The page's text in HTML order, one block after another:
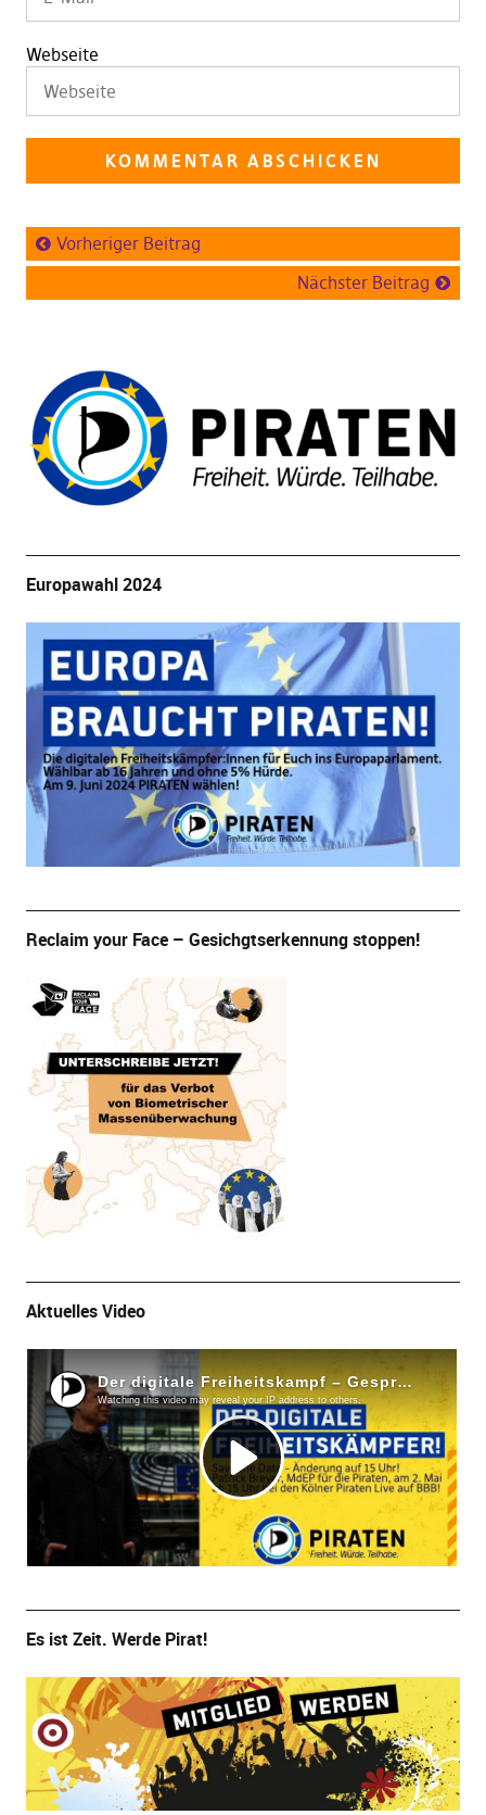
Webseite
Vorheriger Beitrag
Nächster Beitrag
Europawahl 2024
Reclaim your Face – Gesichgtserkennung stoppen!
Aktuelles Video
Es ist Zeit. Werde Pirat!